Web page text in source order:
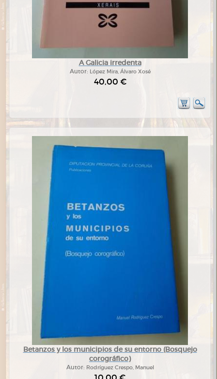
A Galicia irredenta
Autor: López Mira, Álvaro Xosé
40,00 €
Betanzos y los municipios de su entorno (Bosquejo
corográfico)
Autor: Rodríguez Crespo, Manuel